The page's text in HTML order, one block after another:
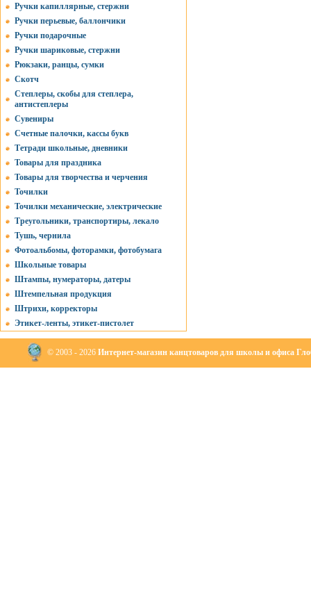
Ручки капиллярные, стержни
Ручки перьевые, баллончики
Ручки подарочные
Ручки шариковые, стержни
Рюкзаки, ранцы, сумки
Скотч
Степлеры, скобы для степлера,
антистеплеры
Сувениры
Счетные палочки, кассы букв
Тетради школьные, дневники
Товары для праздника
Товары для творчества и черчения
Точилки
Точилки механические, электрические
Треугольники, транспортиры, лекало
Тушь, чернила
Фотоальбомы, фоторамки, фотобумага
Школьные товары
Штампы, нумераторы, датеры
Штемпельная продукция
Штрихи, корректоры
Этикет-ленты, этикет-пистолет
© 2003 - 2026 Интернет-магазин канцтоваров для школы и офиса